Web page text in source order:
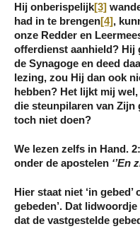
Hij onberispelijk[3]
had in te brengen[4],
onze Redder en
offerdienst aanhield? Hij
de Synagoge en deed
lezing, zou Hij dan ook
hebben? Het lijkt mij
die steunpilaren van Zijn
toch niet doen?
We lezen zelfs in Hand.
onder de apostelen ‘’En
Hier staat niet ‘in gebed’
gebeden’. Dat lidwoordje
dat de vastgestelde